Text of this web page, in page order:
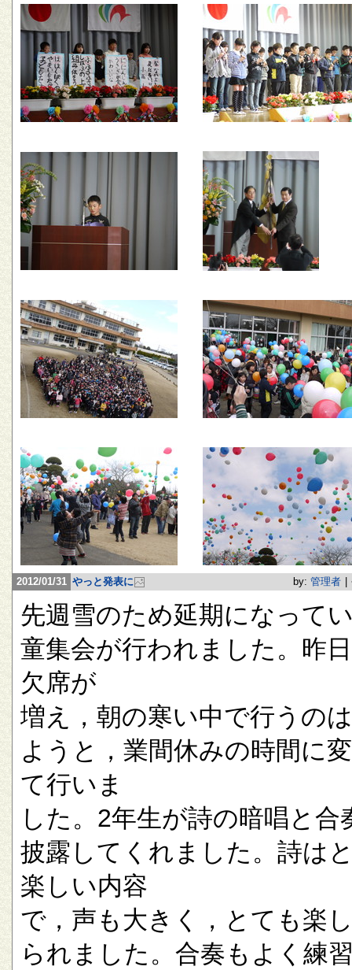
2012/01/31 やっと発表に by: 管理者
先週雪のため延期になって
童集会が行われました。昨
欠席が
増え，朝の寒い中で行うの
ようと，業間休みの時間に
て行いま
した。2年生が詩の暗唱と合
披露してくれました。詩は
楽しい内容
で，声も大きく，とても楽
られました。合奏もよく練